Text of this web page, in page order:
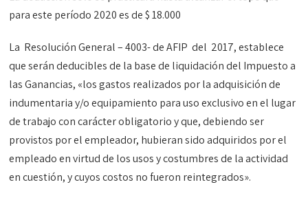
para este período 2020 es de $ 18.000
La Resolución General – 4003- de AFIP del 2017, establece
que serán deducibles de la base de liquidación del Impuesto a
las Ganancias, «los gastos realizados por la adquisición de
indumentaria y/o equipamiento para uso exclusivo en el lugar
de trabajo con carácter obligatorio y que, debiendo ser
provistos por el empleador, hubieran sido adquiridos por el
empleado en virtud de los usos y costumbres de la actividad
en cuestión, y cuyos costos no fueron reintegrados».